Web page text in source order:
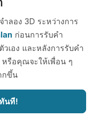
ลอง 3D ระหว่างการ
ก่อนการรับคำ
เอง และหลังการรับคำ
รือคุณจะให้เพื่อน ๆ
กขึ้น
นที!